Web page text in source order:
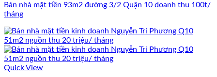
Bán nhà mặt tiền 93m2 đường 3/2 Quận 10 doanh thu 100t/
tháng
Quick View